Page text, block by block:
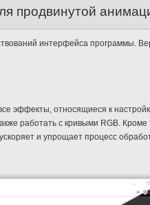
продвинутой
интерфейса программы.
эффекты, относящиеся к
работать с кривыми RGB. Кроме
и упрощает процесс